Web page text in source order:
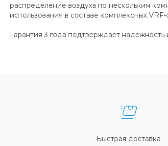
распределение воздуха по нескольким
использования в составе комплексных
Гарантия 3 года подтверждает
Быстрая доставка